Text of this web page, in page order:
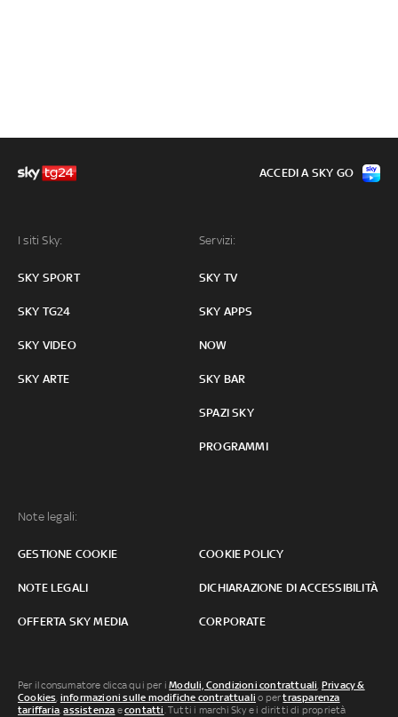
I siti Sky:
SKY SPORT
SKY TG24
SKY VIDEO
SKY ARTE
Servizi:
SKY TV
SKY APPS
NOW
SKY BAR
SPAZI SKY
PROGRAMMI
Note legali:
GESTIONE COOKIE COOKIE POLICY
NOTE LEGALI DICHIARAZIONE DI ACCESSIBILITÀ
OFFERTA SKY MEDIA CORPORATE
ACCEDI A SKY GO
Per il consumatore clicca qui per iModuli, Condizioni contrattuali, Privacy &
Cookies, informazioni sulle modifiche contrattuali o pertrasparenza
tariffaria,assistenza econtatti. Tutti i marchi Sky e i diritti di proprietà